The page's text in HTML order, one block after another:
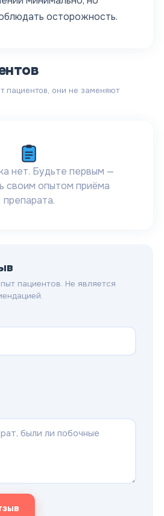
осторожность.
пациентов, они не заменяют
нет. Будьте первым —
своим опытом приёма
препарата.
пациентов. Не является